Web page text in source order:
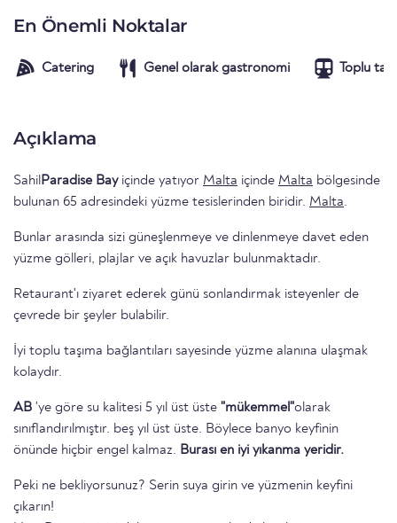
En Önemli Noktalar
Catering Genel olarak gastronomi Toplu
Açıklama
SahilParadise Bayiçinde yatıyor Malta içinde Malta bölgesinde
bulunan 65 adresindeki yüzme tesislerinden biridir. Malta.
Bunlar arasında sizi güneşlenmeye ve dinlenmeye davet eden
yüzme gölleri, plajlar ve açık havuzlar bulunmaktadır.
Retaurant'ı ziyaret ederek günü sonlandırmak isteyenler de
çevrede bir şeyler bulabilir.
İyi toplu taşıma bağlantıları sayesinde yüzme alanına ulaşmak
kolaydır.
AB 'ye göre su kalitesi 5 yıl üst üste "mükemmel"olarak
sınıflandırılmıştır. beş yıl üst üste. Böylece banyo keyfinin
önünde hiçbir engel kalmaz. Burası en iyi yıkanma yeridir.
Peki ne bekliyorsunuz? Serin suya girin ve yüzmenin keyfini
çıkarın!